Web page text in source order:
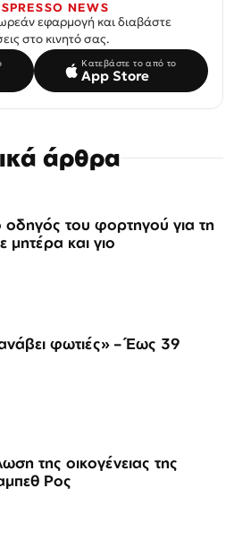
NEWS
εφαρμογή και διαβάστε
στο κινητό σας.
Κατεβάστε το από το
App Store
άρθρα
οδηγός του φορτηγού για τη
μητέρα και γιο
φωτιές» – Έως 39
της οικογένειας της
Ρος